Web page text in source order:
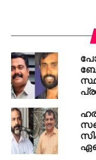
UP NEXT
ലൈഫ് മിഷന്‍
കാലാവധി ഇന്ന്
DON'T MISS
തൊഴില്‍
പരിഹരിച്ചതായി